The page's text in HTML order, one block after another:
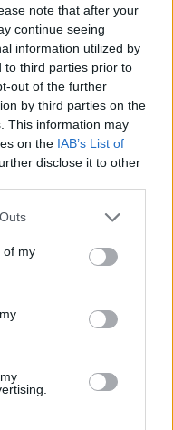
note that after your
continue seeing
information utilized by
to third parties prior to
out of the further
by third parties on the
This information may
on the IAB’s List of
disclose it to other
of my